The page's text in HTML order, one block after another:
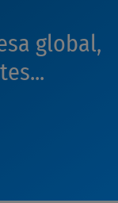
global,